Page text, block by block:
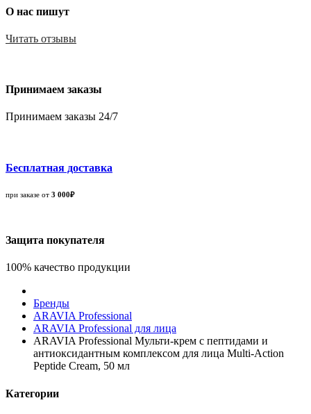
О нас пишут
Читать отзывы
Принимаем заказы
Принимаем заказы 24/7
Бесплатная доставка
при заказе от 3 000₽
Защита покупателя
100% качество продукции
Бренды
ARAVIA Professional
ARAVIA Professional для лица
ARAVIA Professional Мульти-крем с пептидами и
антиоксидантным комплексом для лица Multi-Action
Peptide Cream, 50 мл
Категории